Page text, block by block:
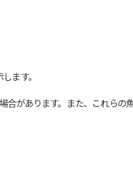
ます。
があります。また、これらの